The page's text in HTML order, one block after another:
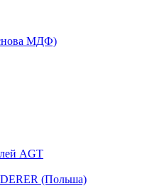
МДФ)
AGT
(Польша)